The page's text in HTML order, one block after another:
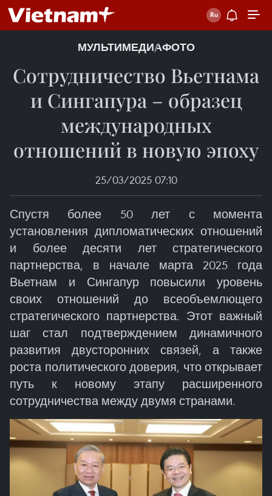
МУЛЬТИМЕДИАФОТО
Сотрудничество Вьетнама
и Сингапура – образец
международных
отношений в новую эпоху
25/03/2025 07:10
Спустя более 50 лет с момента
установления дипломатических отношений
и более десяти лет стратегического
партнерства, в начале марта 2025 года
Вьетнам и Сингапур повысили уровень
своих отношений до всеобъемлющего
стратегического партнерства. Этот важный
шаг стал подтверждением динамичного
развития двусторонних связей, а также
роста политического доверия, что открывает
путь к новому этапу расширенного
сотрудничества между двумя странами.